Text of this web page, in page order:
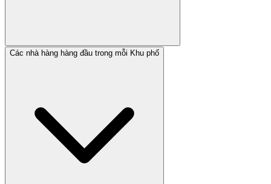
Các nhà hàng hàng đầu trong mỗi Khu phố